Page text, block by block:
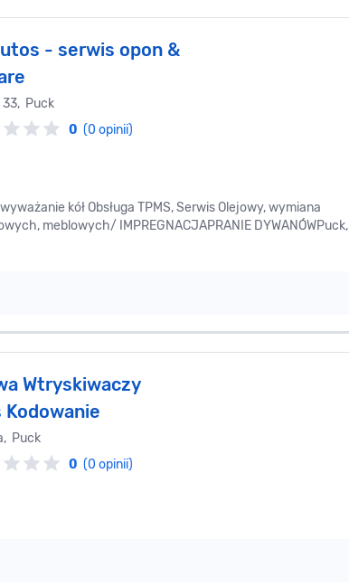
- serwis opon &
33, Puck
0 (0 opinii)
kół Obsługa TPMS, Serwis Olejowy, wymiana
meblowych/ IMPREGNACJAPRANIE DYWANÓWPuck,
Wtryskiwaczy
Kodowanie
Puck
0 (0 opinii)